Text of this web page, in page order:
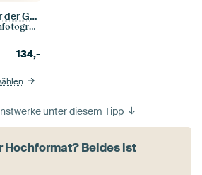
Sonnenuntergang über der Grabkapelle am Württemberg in Stuttgart mit Blick auf die Stadt
134,-
unter diesem Tipp
Hochformat? Beides ist